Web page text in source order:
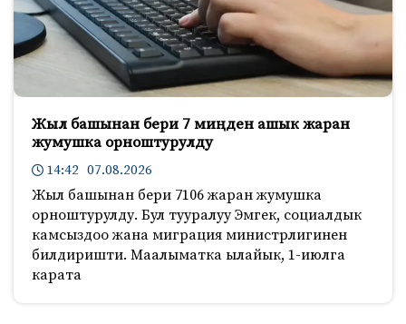
Жыл башынан бери 7 миңден ашык жаран
жумушка орноштурулду
14:42 07.08.2026
Жыл башынан бери 7106 жаран жумушка
орноштурулду. Бул тууралуу Эмгек, социалдык
камсыздоо жана миграция министрлигинен
билдиришти. Маалыматка ылайык, 1-июлга
карата